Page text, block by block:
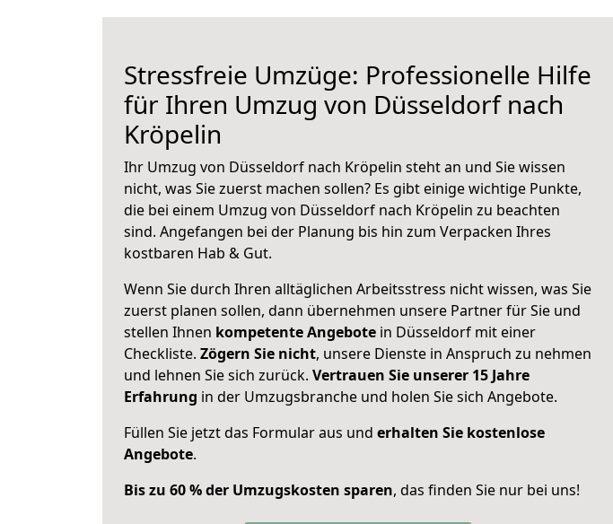
Stressfreie Umzüge: Professionelle Hilfe
für Ihren Umzug von Düsseldorf nach
Kröpelin
Ihr Umzug von Düsseldorf nach Kröpelin steht an und Sie wissen
nicht, was Sie zuerst machen sollen? Es gibt einige wichtige Punkte,
die bei einem Umzug von Düsseldorf nach Kröpelin zu beachten
sind. Angefangen bei der Planung bis hin zum Verpacken Ihres
kostbaren Hab & Gut.
Wenn Sie durch Ihren alltäglichen Arbeitsstress nicht wissen, was Sie
zuerst planen sollen, dann übernehmen unsere Partner für Sie und
stellen Ihnen kompetente Angebote in Düsseldorf mit einer
Checkliste. Zögern Sie nicht, unsere Dienste in Anspruch zu nehmen
und lehnen Sie sich zurück. Vertrauen Sie unserer 15 Jahre
Erfahrung in der Umzugsbranche und holen Sie sich Angebote.
Füllen Sie jetzt das Formular aus und erhalten Sie kostenlose
Angebote.
Bis zu 60 % der Umzugskosten sparen, das finden Sie nur bei uns!